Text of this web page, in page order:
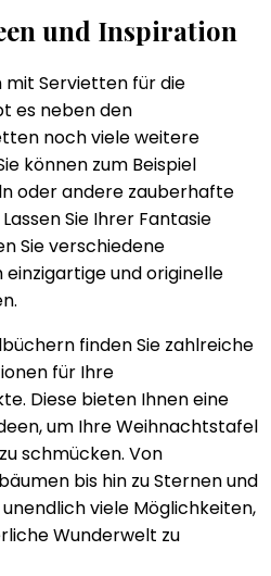
und Inspiration
mit Servietten für die
es neben den
noch viele weitere
können zum Beispiel
oder andere zauberhafte
Sie Ihrer Fantasie
Sie verschiedene
und originelle
finden Sie zahlreiche
für Ihre
Diese bieten Ihnen eine
um Ihre Weihnachtstafel
schmücken. Von
bis hin zu Sternen und
viele Möglichkeiten,
Wunderwelt zu